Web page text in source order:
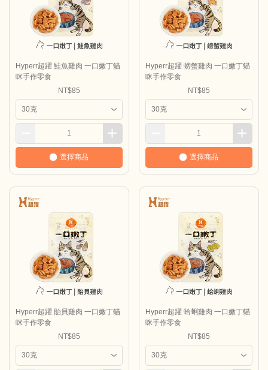
Hyperr超躍 鮭魚雞肉 一口嫩丁貓
咪手作零食
NT$85
選擇商品
Hyperr超躍 螃蟹雞肉 一口嫩丁貓
咪手作零食
NT$85
選擇商品
Hyperr超躍 貽貝雞肉 一口嫩丁貓
咪手作零食
NT$85
Hyperr超躍 蛤蜊雞肉 一口嫩丁貓
咪手作零食
NT$85